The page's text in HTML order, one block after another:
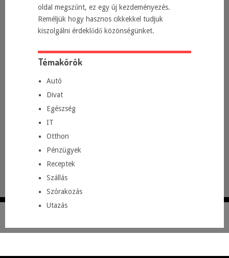
oldal megszűnt, ez egy új kezdeményezés.
Reméljük hogy hasznos cikkekkel tudjuk
kiszolgálni érdeklődő közönségünket.
Témakörök
Autó
Divat
Egészség
IT
Otthon
Pénzügyek
Receptek
Szállás
Szórakozás
Utazás